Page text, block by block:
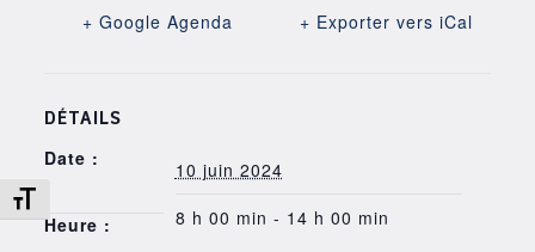
Changer la taille de la police
+ Google Agenda + Exporter vers iCal
DÉTAILS
Date : 10 juin 2024
Heure : 8 h 00 min - 14 h 00 min